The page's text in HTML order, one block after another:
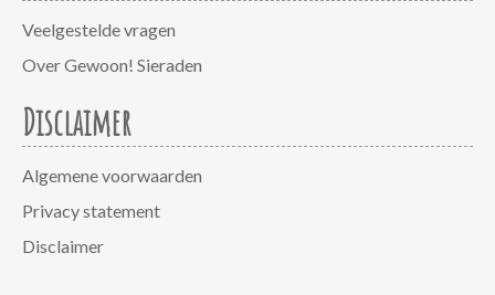
Veelgestelde vragen
Over Gewoon! Sieraden
Disclaimer
Algemene voorwaarden
Privacy statement
Disclaimer